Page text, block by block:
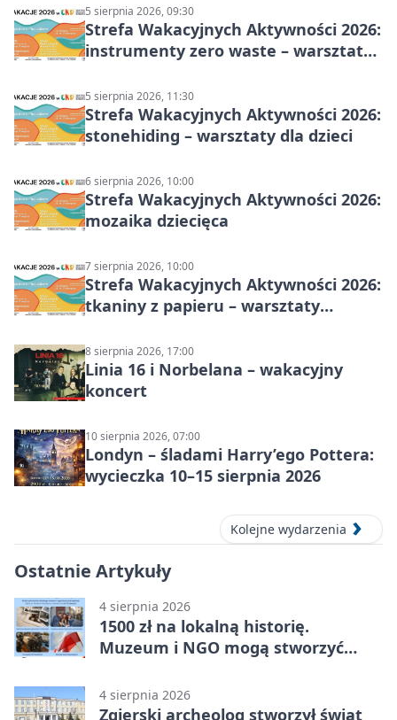
5 sierpnia 2026, 09:30
Strefa Wakacyjnych Aktywności 2026:
instrumenty zero waste – warsztaty
5 sierpnia 2026, 11:30
Strefa Wakacyjnych Aktywności 2026:
stonehiding – warsztaty dla dzieci
6 sierpnia 2026, 10:00
Strefa Wakacyjnych Aktywności 2026:
mozaika dziecięca
7 sierpnia 2026, 10:00
Strefa Wakacyjnych Aktywności 2026:
tkaniny z papieru – warsztaty
8 sierpnia 2026, 17:00
Linia 16 i Norbelana – wakacyjny
koncert
10 sierpnia 2026, 07:00
Londyn – śladami Harry’ego Pottera:
wycieczka 10–15 sierpnia 2026
Kolejne wydarzenia
Ostatnie Artykuły
4 sierpnia 2026
1500 zł na lokalną historię.
Muzeum i NGO mogą stworzyć
4 sierpnia 2026
Zgierski archeolog stworzył świat